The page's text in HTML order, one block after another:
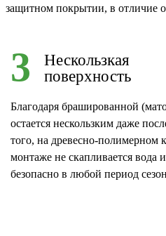
защитном покрытии, в отличие
3
Нескользкая
поверхность
Благодаря брашированной
остается нескользким даже
того, на древесно-полимерном
монтаже не скапливается вода
безопасно в любой период